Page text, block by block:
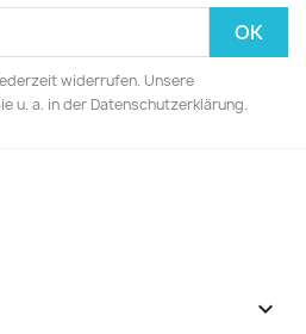
widerrufen. Unsere
u. a. in der Datenschutzerklärung.
